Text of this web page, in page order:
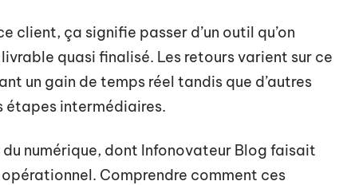
client, ça signifie passer d’un outil qu’on
quasi finalisé. Les retours varient sur ce
un gain de temps réel tandis que d’autres
étapes intermédiaires.
numérique, dont Infonovateur Blog faisait
Comprendre comment ces